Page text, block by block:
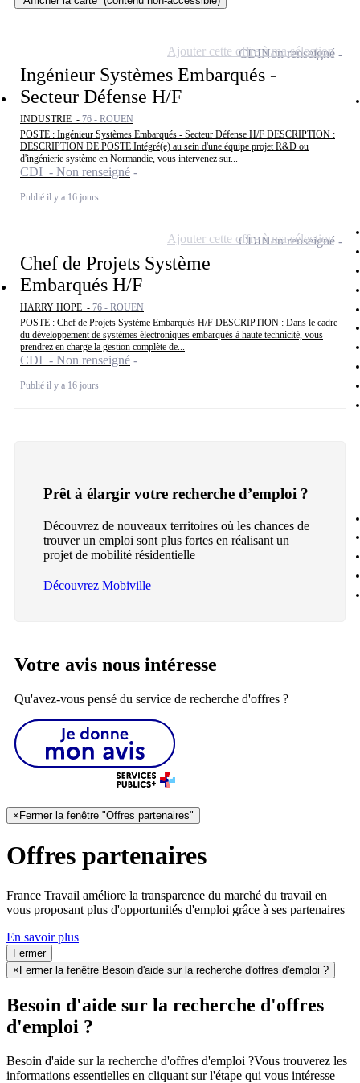
Ingénieur Systèmes Embarqués -
Secteur Défense H/F
INDUSTRIE - 76 - ROUEN
POSTE : Ingénieur Systèmes Embarqués - Secteur Défense H/F DESCRIPTION :
DESCRIPTION DE POSTE Intégré(e) au sein d'une équipe projet R&D ou
d'ingénierie système en Normandie, vous intervenez sur...
CDI - Non renseigné
Publié il y a 16 jours
CDINon renseigné
Ajouter cette offre à ma sélection
Chef de Projets Système
Embarqués H/F
HARRY HOPE - 76 - ROUEN
POSTE : Chef de Projets Système Embarqués H/F DESCRIPTION : Dans le cadre
du développement de systèmes électroniques embarqués à haute technicité, vous
prendrez en charge la gestion complète de...
CDI - Non renseigné
Publié il y a 16 jours
CDINon renseigné
Ajouter cette offre à ma sélection
Prêt à élargir votre recherche d’emploi ?
Découvrez de nouveaux territoires où les chances de
trouver un emploi sont plus fortes en réalisant un
projet de mobilité résidentielle
Découvrez Mobiville
Votre avis nous intéresse
Qu'avez-vous pensé du service de recherche d'offres ?
× Fermer la fenêtre "Offres partenaires"
Offres partenaires
France Travail améliore la transparence du marché du travail en
vous proposant plus d'opportunités d'emploi grâce à ses partenaires
En savoir plus
Fermer
× Fermer la fenêtre Besoin d'aide sur la recherche d'offres d'emploi ?
Besoin d'aide sur la recherche d'offres
d'emploi ?
Besoin d'aide sur la recherche d'offres d'emploi ?Vous trouverez les
informations essentielles en cliquant sur l'étape qui vous intéresse